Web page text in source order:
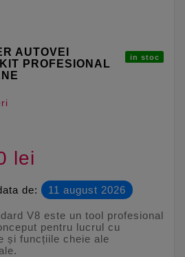
AUTOVEI
PROFESIONAL
in stoc
lei
de: 11 august 2026
V8 este un tool profesional
pentru lucrul cu
și funcțiile cheie ale